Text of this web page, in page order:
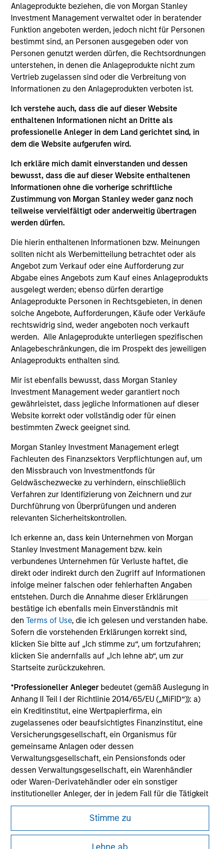
Anlageprodukte beziehen, die von Morgan Stanley
Investment Management verwaltet oder in beratender
Funktion angeboten werden, jedoch nicht für Personen
bestimmt sind, an Personen ausgegeben oder von
Personen genutzt werden dürfen, die Rechtsordnungen
unterstehen, in denen die Anlageprodukte nicht zum
Vertrieb zugelassen sind oder die Verbreitung von
Informationen zu den Anlageprodukten verboten ist.
Ich verstehe auch, dass die auf dieser Website
enthaltenen Informationen nicht an Dritte als
professionelle Anleger in dem Land gerichtet sind, in
dem die Website aufgerufen wird.
Ich erkläre mich damit einverstanden und dessen
bewusst, dass die auf dieser Website enthaltenen
Informationen ohne die vorherige schriftliche
Zustimmung von Morgan Stanley weder ganz noch
teilweise vervielfältigt oder anderweitig übertragen
werden dürfen.
Die hierin enthaltenen Informationen bzw. Meinungen
sollten nicht als Werbemitteilung betrachtet oder als
Angebot zum Verkauf oder eine Aufforderung zur
Abgabe eines Angebots zum Kauf eines Anlageprodukts
ausgelegt werden; ebenso dürfen derartige
Anlageprodukte Personen in Rechtsgebieten, in denen
solche Angebote, Aufforderungen, Käufe oder Verkäufe
rechtswidrig sind, weder angeboten noch verkauft
werden. Alle Anlageprodukte unterliegen spezifischen
Anlagebeschränkungen, die im Prospekt des jeweiligen
Anlageprodukts enthalten sind.
Mir ist ebenfalls bewusst, dass Morgan Stanley
Investment Management weder garantiert noch
gewährleistet, dass jegliche Informationen auf dieser
Website korrekt oder vollständig oder für einen
bestimmten Zweck geeignet sind.
Morgan Stanley Investment Management erlegt
Fachleuten des Finanzsektors Verpflichtungen auf, um
den Missbrauch von Investmentfonds für
Geldwäschezwecke zu verhindern, einschließlich
Verfahren zur Identifizierung von Zeichnern und zur
Durchführung von Überprüfungen und anderen
relevanten Sicherheitskontrollen.
Ich erkenne an, dass kein Unternehmen von Morgan
Stanley Investment Management bzw. kein
verbundenes Unternehmen für Verluste haftet, die
direkt oder indirekt durch den Zugriff auf Informationen
infolge meiner falschen oder fehlerhaften Angaben
entstehen. Durch die Annahme dieser Erklärungen
bestätige ich ebenfalls mein Einverständnis mit
denTerms of Use, die ich gelesen und verstanden habe.
Sofern die vorstehenden Erklärungen korrekt sind,
klicken Sie bitte auf „Ich stimme zu“, um fortzufahren;
klicken Sie andernfalls auf „Ich lehne ab“, um zur
Startseite zurückzukehren.
*Professioneller Anleger bedeutet (gemäß Auslegung in
Anhang II Teil I der Richtlinie 2014/65/EU („MiFID“)): a)
ein Kreditinstitut, eine Wertpapierfirma, ein
zugelassenes oder beaufsichtigtes Finanzinstitut, eine
Versicherungsgesellschaft, ein Organismus für
gemeinsame Anlagen oder dessen
Verwaltungsgesellschaft, ein Pensionsfonds oder
dessen Verwaltungsgesellschaft, ein Warenhändler
oder Waren-Derivatehändler oder ein sonstiger
institutioneller Anleger, der in jedem Fall für die Tätigkeit
auf den Finanzmärkten zugelassen sein oder
beaufsichtigt werden muss; b) ein Großunternehmen,
das mindestens zwei der folgenden
Größenanforderungen auf Unternehmensbasis erfüllt: (i)
Stimme zu
Natural Resources Group in Houston. He joined
Morgan Stanley Capital Partners (MSCP) in New
York in 2011 and focused on investments in the
energy sector, prior to joining Morgan Stanley
Energy Partners (MSEP) upon its inception as a
separate investing team in 2015. Mr. Jordan
currently serves on the Board of Directors of
Sterling Energy, a portfolio company of MSCP, and
and Durango Midstream, all MSEP portfolio
companies. Mr. Jordan holds a B.B.A. in Finance and
the Business Honors Program from the McCombs
School of Business at the University of Texas at
Austin and a B.A. in the Plan II Honors Program from
the University of Texas at Austin.
Team Insights
PRESS RELEASE
Morgan Stanley Energy Partners
Announces Strategic Partnership with
SolMicroGrid
Investment funds managed by Morgan Stanley
Energy Partners (MSEP), part of Morgan
Stanley Investment Management, announced
today that they have completed an investment
This strategic partnership will support the
growth of SolMicroGrid’s business, which
offers innovative microgrid solutions through
an Energy-as-a-Service (EaaS) business
model.
07-JAN-2021
May not represent all Team Members.
The information on this page is for informational
purposes only. The information contained herein does
not constitute and should not be construed as an
offering of advisory services or an offer to sell or a
solicitation of an offer to buy any securities in any
jurisdiction in which such offer or solicitation,
purchase or sale would be unlawful under the
securities, insurance or other laws of such jurisdiction.
All investing involves risks, including a loss of principal.
Please refer to the strategy detail page for important
information on the strategy, including additional risk
considerations.